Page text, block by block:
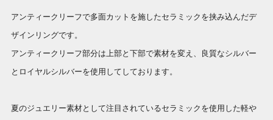
アンティークリーフで多面カットを施したセラミックを挟み込んだデ
ザインリングです。
アンティークリーフ部分は上部と下部で素材を変え、良質なシルバー
とロイヤルシルバーを使用してしております。
夏のジュエリー素材として注目されているセラミックを使用した軽や